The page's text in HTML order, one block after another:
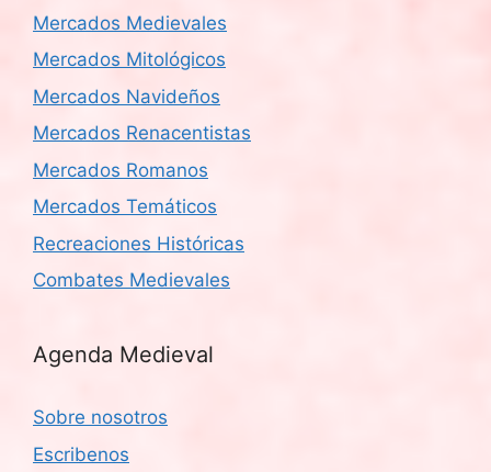
Mercados Medievales
Mercados Mitológicos
Mercados Navideños
Mercados Renacentistas
Mercados Romanos
Mercados Temáticos
Recreaciones Históricas
Combates Medievales
Agenda Medieval
Sobre nosotros
Escribenos